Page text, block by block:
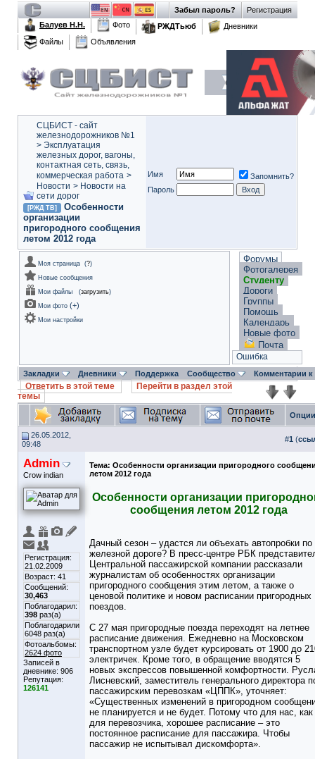
Регистрация
Забыл пароль?
Балуев Н.Н.
Фото РЖДТьюб
Дневники
Файлы
Объявления
СЦБИСТ - сайт
железнодорожников №1
> Эксплуатация
железных дорог, вагоны,
контактная сеть, связь,
коммерческая работа >
Новости > Новости на
сети дорог
[РЖД ТВ]
Особенности
организации
пригородного сообщения
летом 2012 года
Имя
Запомнить?
Пароль
Моя страница (?)
Новые сообщения
Мои файлы
(загрузить)
Мои фото (+)
Мои настройки
Форумы
Фотогалерея
Студенту
Дороги
Группы
Помощь
Календарь
Новые фото
Почта
Ошибка
Закладки Дневники Поддержка Сообщество Комментарии
Ответить в этой теме
Перейти в раздел этой
темы
26.05.2012,
09:48
#1 (
Admin
Crow indian
Регистрация:
21.02.2009
Возраст: 41
Сообщений:
30,463
Поблагодарил:
398 раз(а)
Поблагодарили
6048 раз(а)
Фотоальбомы:
2624 фото
Записей в
дневнике: 906
Репутация:
126141
Тема: Особенности организации пригородного
летом 2012 года
Особенности организации
сообщения летом 2012 года
Дачный сезон – удастся ли объехать автопробки по
железной дороге? В пресс-центре РБК
Центральной пассажирской компании рассказали
журналистам об особенностях организации
пригородного сообщения этим летом, а также о
ценовой политике и новом расписании пригородных
поездов.
С 27 мая пригородные поезда переходят на летнее
расписание движения. Ежедневно на Московском
транспортном узле будет курсировать от 1900 до
электричек. Кроме того, в обращение вводятся 5
новых экспрессов повышенной комфортности.
Лисневский, заместитель генерального директора
пассажирским перевозкам «ЦППК», уточняет:
«Существенных изменений в пригородном
не планируется и не будет. Потому что для нас, как
для перевозчика, хорошее расписание – это
постоянное расписание для пассажира. Чтобы
пассажир не испытывал дискомфорта».